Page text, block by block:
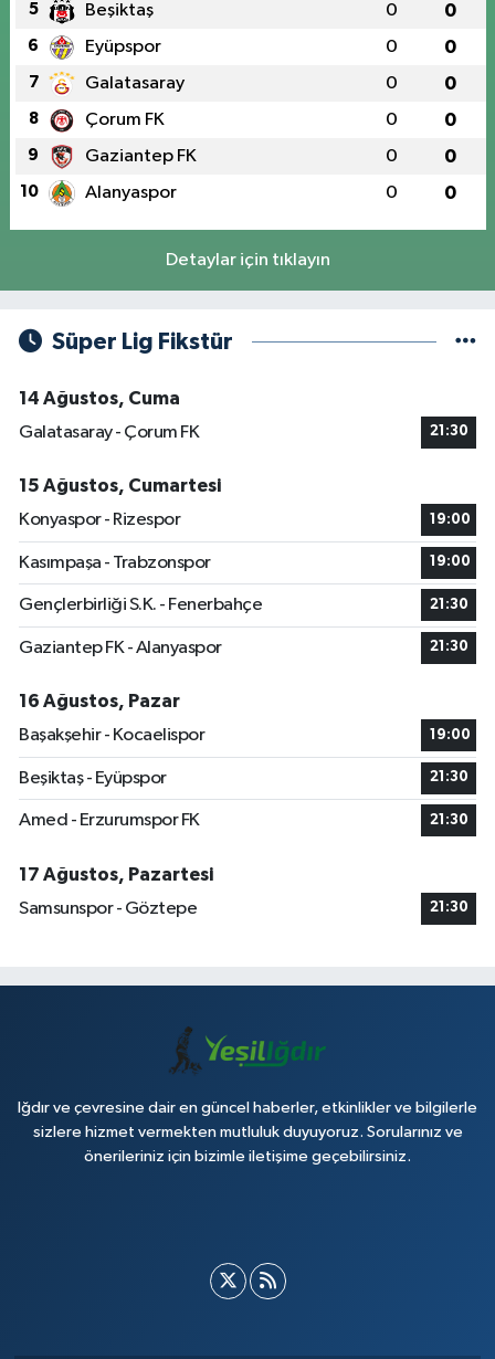
5 Beşiktaş 0 0
6 Eyüpspor 0 0
7 Galatasaray 0 0
8 Çorum FK 0 0
9 Gaziantep FK 0 0
10 Alanyaspor 0 0
Detaylar için tıklayın
Süper Lig Fikstür
14 Ağustos, Cuma
Galatasaray - Çorum FK
21:30
15 Ağustos, Cumartesi
Konyaspor - Rizespor
19:00
Kasımpaşa - Trabzonspor 19:00
Gençlerbirliği S.K. - Fenerbahçe 21:30
Gaziantep FK - Alanyaspor 21:30
16 Ağustos, Pazar
Başakşehir - Kocaelispor
19:00
Beşiktaş - Eyüpspor 21:30
Amed - Erzurumspor FK 21:30
17 Ağustos, Pazartesi
Samsunspor - Göztepe
21:30
Iğdır ve çevresine dair en güncel haberler, etkinlikler ve bilgilerle
sizlere hizmet vermekten mutluluk duyuyoruz. Sorularınız ve
önerileriniz için bizimle iletişime geçebilirsiniz.